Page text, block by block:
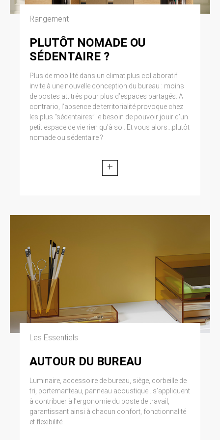
Rangement
PLUTÔT NOMADE OU
SÉDENTAIRE ?
Plus de mobilité dans un climat plus collaboratif
invite à une nouvelle conception du bureau : moins
de postes attitrés pour plus d’espaces partagés. A
contrario, l’absence de territorialité provoque chez
les plus “sédentaires” le besoin de pouvoir jouir d’un
petit espace de vie rien qu’à soi. Et vous alors...plutôt
nomade ou sédentaire ?
+
Les Essentiels
AUTOUR DU BUREAU
Luminaire, accessoire de bureau, siège, corbeille de
tri, portemanteau, panneau acoustique...s’appliquent
à contribuer à l’ergonomie du poste de travail,
garantissant ainsi à chacun confort, fonctionnalité
et flexibilité.
modifiée par la loi n° 2004-801 du 6 août 2004
relative à l’informatique, aux fichiers et aux
libertés. Loi n° 2004-575 du 21 juin 2004 pour
la confiance dans l’économie numérique.
11. LEXIQUE.
Utilisateur : Internaute se connectant, utilisant
le site susnommé. Informations personnelles :
« les informations qui permettent, sous quelque
forme que ce soit, directement ou non,
l’identification des personnes physiques
auxquelles elles s’appliquent » (article 4 de la
loi n° 78-17 du 6 janvier 1978).